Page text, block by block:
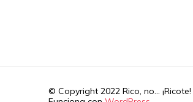
© Copyright 2022 Rico, no... ¡Ricote!